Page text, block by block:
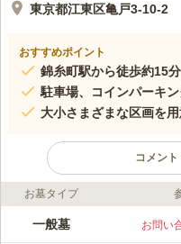
東京都江東区亀戸3-10-2
おすすめポイント
錦糸町駅から徒歩約15分
駐車場、コインパーキン
大小さまざまな区画を
コメン
ライフドット編集部のコメント
長寿寺は、東京都江東
お墓タイプ
一般墓 お問い